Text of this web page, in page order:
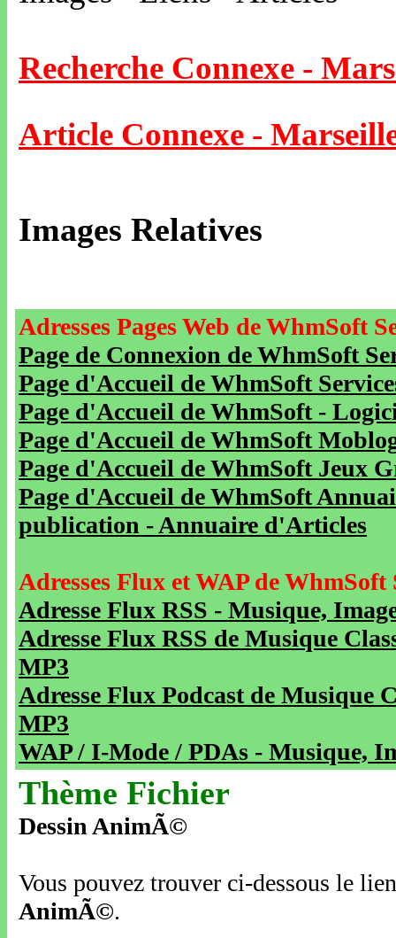
Recherche Connexe -
Article Connexe -
Images Relatives
Adresses Pages Web de WhmSoft
Page de Connexion de WhmSoft
Page d'Accueil de WhmSoft
Page d'Accueil de WhmSoft -
Page d'Accueil de WhmSoft
Page d'Accueil de WhmSoft Jeux
Page d'Accueil de WhmSoft
publication - Annuaire d'Articles
Adresses Flux et WAP de WhmSoft
Adresse Flux RSS - Musique,
Adresse Flux RSS de Musique
MP3
Adresse Flux Podcast de Musique
MP3
WAP / I-Mode / PDAs - Musique,
Thème Fichier
Dessin AnimÃ©
Vous pouvez trouver ci-dessous le
AnimÃ©.